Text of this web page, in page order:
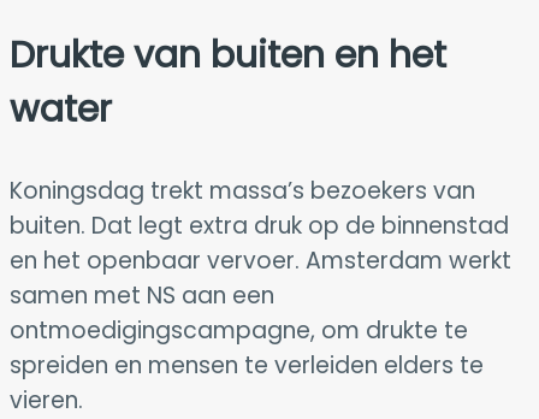
Drukte van buiten en het
water
Koningsdag trekt massa’s bezoekers van
buiten. Dat legt extra druk op de binnenstad
en het openbaar vervoer. Amsterdam werkt
samen met NS aan een
ontmoedigingscampagne, om drukte te
spreiden en mensen te verleiden elders te
vieren.